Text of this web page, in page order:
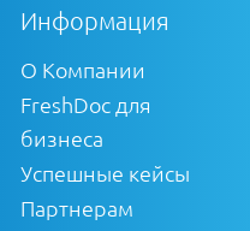
Информация
О Компании
FreshDoc для
бизнеса
Успешные кейсы
Партнерам